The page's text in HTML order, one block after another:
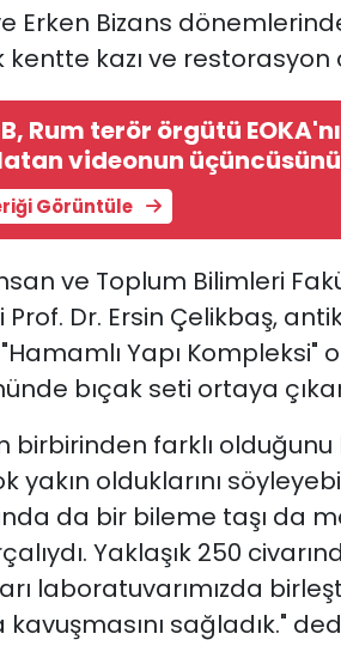
Erken Bizans
kazı ve restorasyon
Rum terör örgütü
videonun
Görüntüle
ve Toplum Bilimleri
Dr. Ersin Çelikbaş,
Yapı Kompleksi"
bıçak seti ortaya
birbirinden farklı
yakın olduklarını
da bir bileme taşı da
Yaklaşık 250
laboratuvarımızda
sağladık."